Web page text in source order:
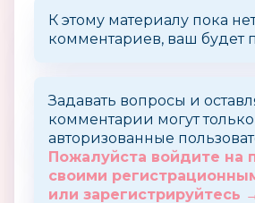
К этому материалу пока
комментариев, ваш будет
Задавать вопросы и
комментарии могут только
авторизованные
Пожалуйста войдите на
своими
или зарегистрируйтесь